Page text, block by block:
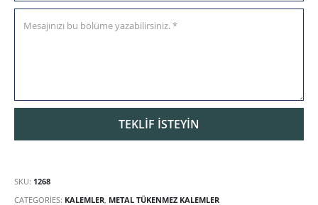
SKU: 1268
CATEGORIES: KALEMLER METAL TÜKENMEZ KALEMLER